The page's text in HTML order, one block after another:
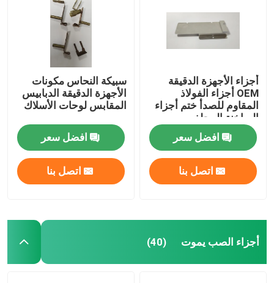
أجزاء الأجهزة الدقيقة
OEM أجزاء الفولاذ
المقاوم للصدأ ختم أجزاء
الساخنة المجلفن
افضل سعر
اتصل بنا
سبيكة النحاس مكونات
الأجهزة الدقيقة الدبابيس
المقابس لوحات الأسلاك
افضل سعر
اتصل بنا
أجزاء الصب يموت (40)